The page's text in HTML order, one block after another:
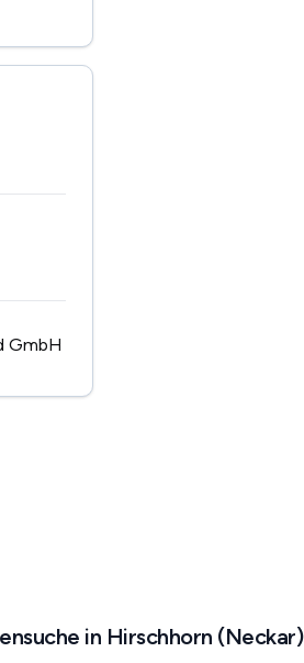
GmbH
in Hirschhorn (Neckar)